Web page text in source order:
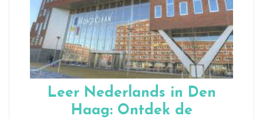
Leer Nederlands in Den
Haag: Ontdek de